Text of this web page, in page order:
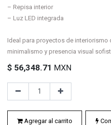
– Repisa interior
– Luz LED integrada
Ideal para proyectos de interiorismo
minimalismo y presencia visual
$ 56,348.71 MXN
Agregar al carrito